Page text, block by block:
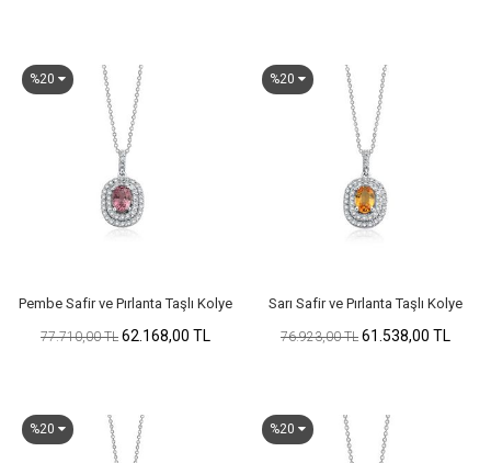
%20
Pembe Safir ve Pırlanta Taşlı Kolye
77.710,00 TL 62.168,00 TL
%20
Sarı Safir ve Pırlanta Taşlı Kolye
76.923,00 TL 61.538,00 TL
%20 %20